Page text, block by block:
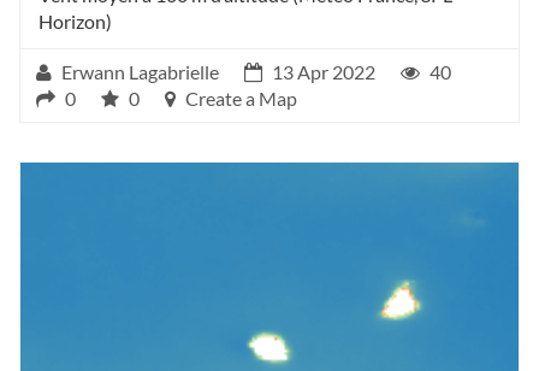
Horizon)
Erwann Lagabrielle 13 Apr 2022
40
0
0 Create a Map